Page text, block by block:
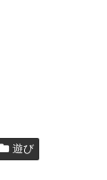
遊び